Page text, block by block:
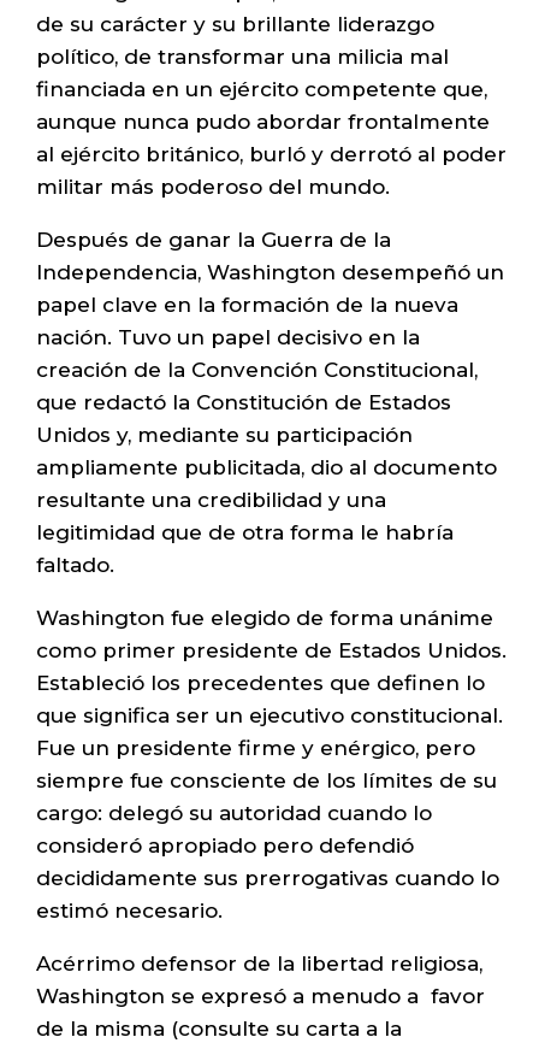
de su carácter y su brillante liderazgo
político, de transformar una milicia mal
financiada en un ejército competente que,
aunque nunca pudo abordar frontalmente
al ejército británico, burló y derrotó al poder
militar más poderoso del mundo.
Después de ganar la Guerra de la
Independencia, Washington desempeñó un
papel clave en la formación de la nueva
nación. Tuvo un papel decisivo en la
creación de la Convención Constitucional,
que redactó la Constitución de Estados
Unidos y, mediante su participación
ampliamente publicitada, dio al documento
resultante una credibilidad y una
legitimidad que de otra forma le habría
faltado.
Washington fue elegido de forma unánime
como primer presidente de Estados Unidos.
Estableció los precedentes que definen lo
que significa ser un ejecutivo constitucional.
Fue un presidente firme y enérgico, pero
siempre fue consciente de los límites de su
cargo: delegó su autoridad cuando lo
consideró apropiado pero defendió
decididamente sus prerrogativas cuando lo
estimó necesario.
Acérrimo defensor de la libertad religiosa,
Washington se expresó a menudo a favor
de la misma (consulte su carta a la